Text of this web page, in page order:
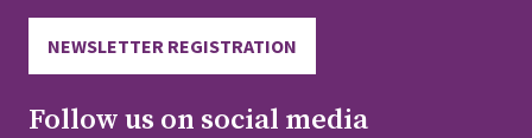
NEWSLETTER REGISTRATION
Follow us on social media